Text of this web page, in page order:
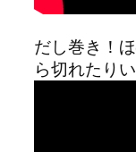
だし巻き！
ら切れたり